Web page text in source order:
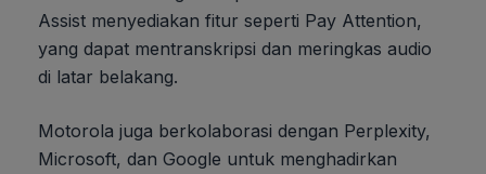
Assist menyediakan fitur seperti Pay Attention,
yang dapat mentranskripsi dan meringkas audio
di latar belakang.
Motorola juga berkolaborasi dengan Perplexity,
Microsoft, dan Google untuk menghadirkan